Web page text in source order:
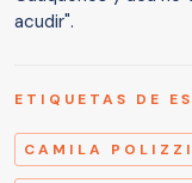
acudir".
ETIQUETAS DE
CAMILA POLIZZI